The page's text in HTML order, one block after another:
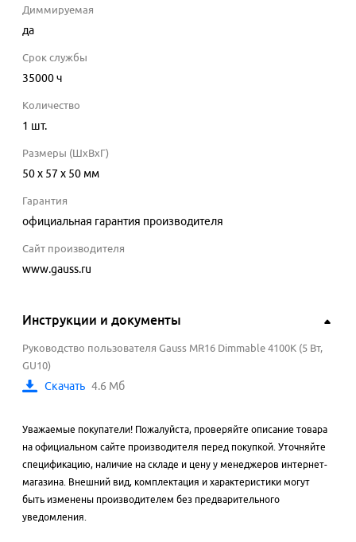
Диммируемая
да
Срок службы
35000ч
Количество
1 шт.
Размеры (ШхВхГ)
50 x 57 x 50 мм
Гарантия
официальная гарантия производителя
Сайт производителя
www.gauss.ru
Инструкции и документы
Руководство пользователя Gauss MR16 Dimmable 4100K (5 Вт,
GU10)
Скачать 4.6 Мб
Уважаемые покупатели! Пожалуйста, проверяйте описание товара
на официальном сайте производителя перед покупкой. Уточняйте
спецификацию, наличие на складе и цену у менеджеров интернет-
магазина. Внешний вид, комплектация и характеристики могут
быть изменены производителем без предварительного
уведомления.